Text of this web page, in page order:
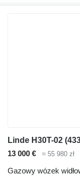
Linde H30T-02
13 000 €
≈ 55 980 zł
Gazowy wózek